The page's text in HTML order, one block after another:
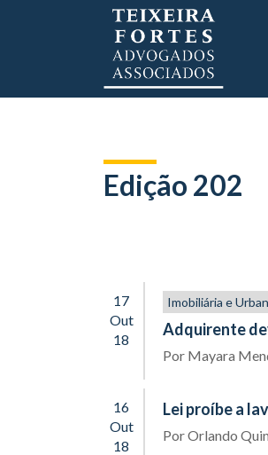
Edição 202
17
Out
18
Imobiliária e
Adquirente
Por Mayara
16
Out
18
Lei proíbe a
PorOrlando